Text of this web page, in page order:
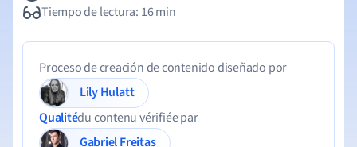
Tiempo de lectura: 16 min
Proceso de creación de contenido diseñado por
Lily Hulatt
Qualitédu contenu vérifiée par
Gabriel Freitas